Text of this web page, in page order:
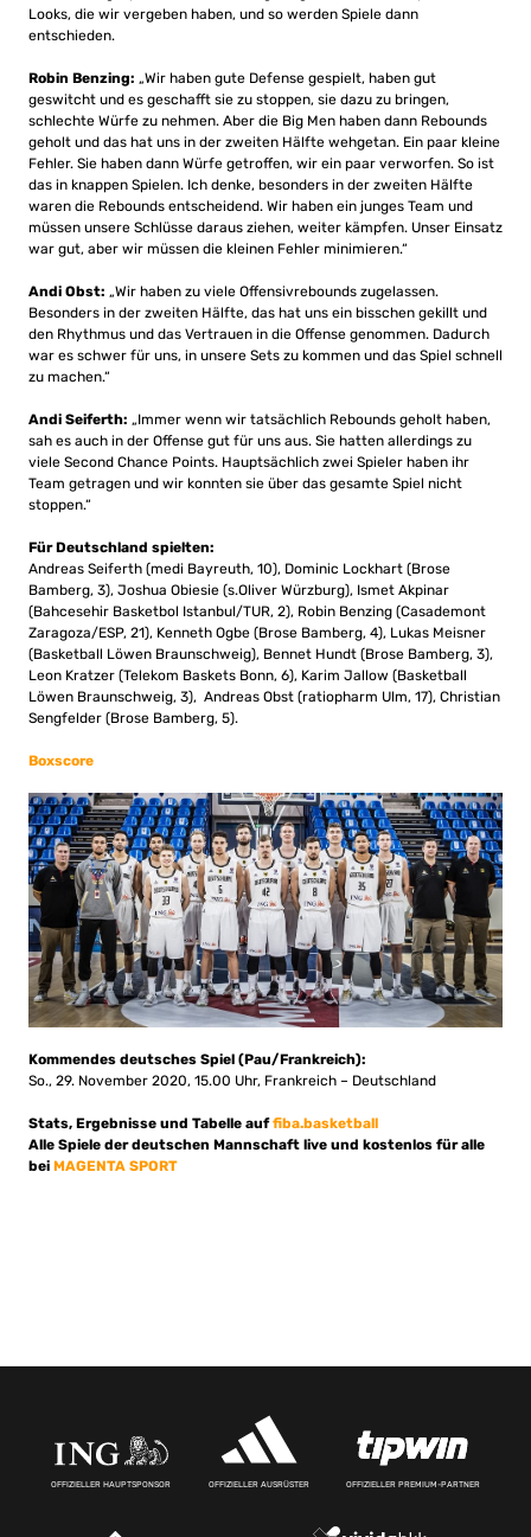
Looks, die wir vergeben haben, und so werden Spiele dann
entschieden.
Robin Benzing: „Wir haben gute Defense gespielt, haben gut
geswitcht und es geschafft sie zu stoppen, sie dazu zu bringen,
schlechte Würfe zu nehmen. Aber die Big Men haben dann Rebounds
geholt und das hat uns in der zweiten Hälfte wehgetan. Ein paar kleine
Fehler. Sie haben dann Würfe getroffen, wir ein paar verworfen. So ist
das in knappen Spielen. Ich denke, besonders in der zweiten Hälfte
waren die Rebounds entscheidend. Wir haben ein junges Team und
müssen unsere Schlüsse daraus ziehen, weiter kämpfen. Unser Einsatz
war gut, aber wir müssen die kleinen Fehler minimieren.“
Andi Obst: „Wir haben zu viele Offensivrebounds zugelassen.
Besonders in der zweiten Hälfte, das hat uns ein bisschen gekillt und
den Rhythmus und das Vertrauen in die Offense genommen. Dadurch
war es schwer für uns, in unsere Sets zu kommen und das Spiel schnell
zu machen.“
Andi Seiferth: „Immer wenn wir tatsächlich Rebounds geholt haben,
sah es auch in der Offense gut für uns aus. Sie hatten allerdings zu
viele Second Chance Points. Hauptsächlich zwei Spieler haben ihr
Team getragen und wir konnten sie über das gesamte Spiel nicht
stoppen.“
Für Deutschland spielten:
Andreas Seiferth (medi Bayreuth, 10), Dominic Lockhart (Brose
Bamberg, 3), Joshua Obiesie (s.Oliver Würzburg), Ismet Akpinar
(Bahcesehir Basketbol Istanbul/TUR, 2), Robin Benzing (Casademont
Zaragoza/ESP, 21), Kenneth Ogbe (Brose Bamberg, 4), Lukas Meisner
(Basketball Löwen Braunschweig), Bennet Hundt (Brose Bamberg, 3),
Leon Kratzer (Telekom Baskets Bonn, 6), Karim Jallow (Basketball
Löwen Braunschweig, 3), Andreas Obst (ratiopharm Ulm, 17), Christian
Sengfelder (Brose Bamberg, 5).
Boxscore
Kommendes deutsches Spiel (Pau/Frankreich):
So., 29. November 2020, 15.00 Uhr, Frankreich – Deutschland
Stats, Ergebnisse und Tabelle auffiba.basketball
Alle Spiele der deutschen Mannschaft live und kostenlos für alle
bei MAGENTA SPORT
OFFIZIELLER HAUPTSPONSOR OFFIZIELLER AUSRÜSTER OFFIZIELLER PREMIUM-PARTNER